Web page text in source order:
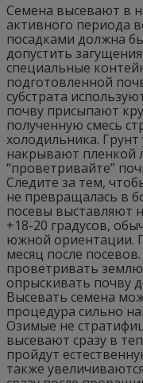
Семена высевают в
активного периода
посадками должна
допустить
специальные
подготовленной
субстрата
почву присыпают
полученную смесь
холодильника.
накрывают пленкой
“проветривайте”
Следите за тем,
не превращалась в
посевы выставляют
+18-20 градусов,
южной ориентации.
месяц после
проветривать
опрыскивать почву
Высевать семена
процедура сильно
Озимые не
высевают сразу в
пройдут
также